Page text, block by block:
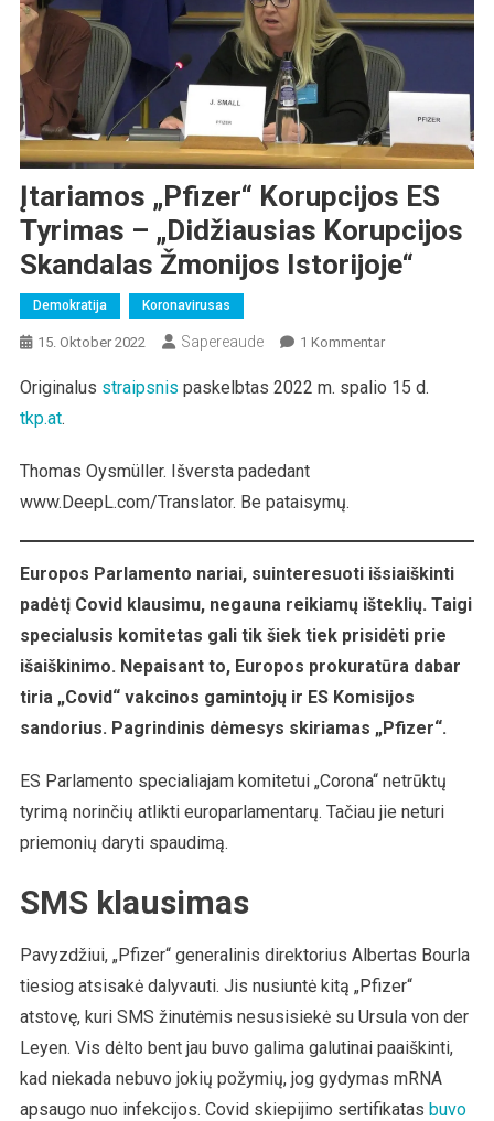
Įtariamos „Pfizer“ Korupcijos ES
Tyrimas – „didžiausias Korupcijos
Skandalas Žmonijos Istorijoje“
Demokratija Koronavirusas
15. Oktober 2022 Sapereaude 1 KommentarZu
„Pfizer“
Korupcijos
Skandalas
Žmonijos
Istorijoje“
Originalus straipsnis paskelbtas 2022 m. spalio 15 d.
tkp.at.
Thomas Oysmüller. Išversta padedant
www.DeepL.com/Translator. Be pataisymų.
Europos Parlamento nariai, suinteresuoti išsiaiškinti
padėtį Covid klausimu, negauna reikiamų išteklių. Taigi
specialusis komitetas gali tik šiek tiek prisidėti prie
išaiškinimo. Nepaisant to, Europos prokuratūra dabar
tiria „Covid“ vakcinos gamintojų ir ES Komisijos
sandorius. Pagrindinis dėmesys skiriamas „Pfizer“.
ES Parlamento specialiajam komitetui „Corona“ netrūktų
tyrimą norinčių atlikti europarlamentarų. Tačiau jie neturi
priemonių daryti spaudimą.
SMS klausimas
Pavyzdžiui, „Pfizer“ generalinis direktorius Albertas Bourla
tiesiog atsisakė dalyvauti. Jis nusiuntė kitą „Pfizer“
atstovę, kuri SMS žinutėmis nesusisiekė su Ursula von der
Leyen. Vis dėlto bent jau buvo galima galutinai paaiškinti,
kad niekada nebuvo jokių požymių, jog gydymas mRNA
apsaugo nuo infekcijos. Covid skiepijimo sertifikatas buvo